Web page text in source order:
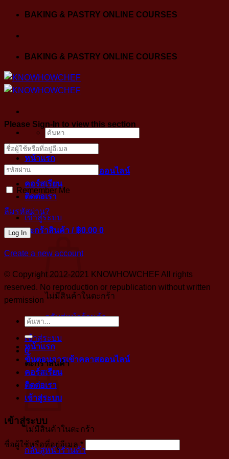
Skip
content
BAKING & PASTRY ONLINE COURSES
BAKING & PASTRY ONLINE COURSES
ค้นหา:
หน้าแรก
ขั้นตอนการเข้าคลาสออนไลน์
คอร์สเรียน
ติดต่อเรา
เข้าสู่ระบบ
ตะกร้าสินค้า / ฿0.00 0
ไม่มีสินค้าในตะกร้า
กลับสู่หน้าร้านค้า
เข้าสู่ระบบ
0
ตะกร้าสินค้า
ไม่มีสินค้าในตะกร้า
กลับสู่หน้าร้านค้า
Please Sign-In to view this section
Remember Me
ลืมรหัสผ่าน?
Create a new account
© Copyright 2012-2021 KNOWHOWCHEF All rights
reserved. No reproduction or republication without written
permission
ค้นหา:
หน้าแรก
ขั้นตอนการเข้าคลาสออนไลน์
คอร์สเรียน
ติดต่อเรา
เข้าสู่ระบบ
เข้าสู่ระบบ
ชื่อผู้ใช้หรือที่อยู่อีเมล*บังคับ
กรอก